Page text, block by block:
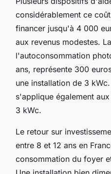
considérablement ce
financer jusqu'à 4 000
aux revenus modestes.
l'autoconsommation
ans, représente 300
une installation de 3
s'applique également
3 kWc.
Le retour sur
entre 8 et 12 ans en
consommation du foyer